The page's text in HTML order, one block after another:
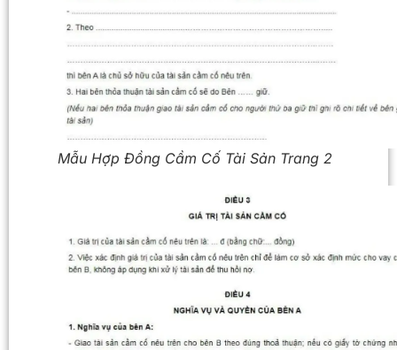
Mẫu Hợp Đồng Cầm Cố Tài Sản Trang 2